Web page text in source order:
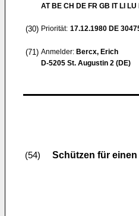
AT BE CH DE FR GB IT LI LU
(30) Priorität: 17.12.1980 DE
(71) Anmelder: Bercx, Erich
D-5205 St. Augustin 2 (DE)
(54) Schützen für einen